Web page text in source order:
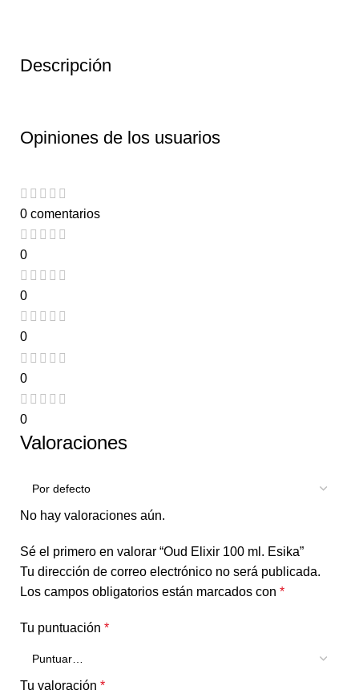
Descripción
Opiniones de los usuarios
0 comentarios
0
0
0
0
0
Valoraciones
No hay valoraciones aún.
Sé el primero en valorar “Oud Elixir 100 ml. Esika”
Tu dirección de correo electrónico no será publicada.
Los campos obligatorios están marcados con *
Tu puntuación *
Tu valoración *